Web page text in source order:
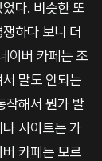
다. 비슷한 또
하다 보니 더
이버 카페는 조
말도 안되는
작해서 뭔가 발
사이트는 가
카페는 모르